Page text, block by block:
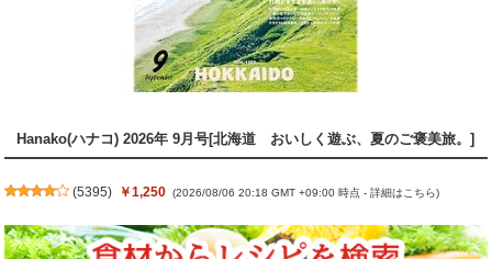
Hanako(ハナコ) 2026年 9月号[北海道 おいしく遊ぶ、夏のご褒美旅。]
(5395) ￥1,250 (2026/08/06 20:18 GMT +09:00 時点 -詳細はこちら)